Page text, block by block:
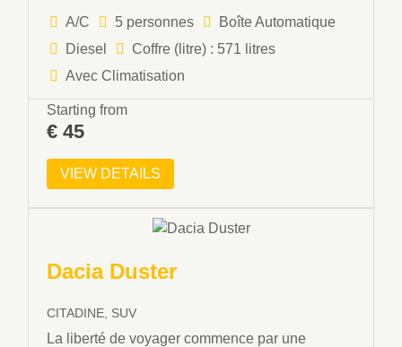
A/C 5 personnes
Boîte Automatique
Diesel
Coffre (litre) : 571 litres
Avec Climatisation
Starting from
€ 45
VIEW DETAILS
Dacia Duster
CITADINE, SUV
La liberté de voyager commence par une